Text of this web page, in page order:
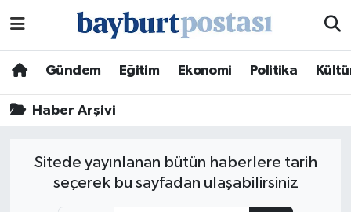
Gündem Eğitim Ekonomi Politika
Haber Arşivi
Sitede yayınlanan bütün haberlere tarih
seçerek bu sayfadan ulaşabilirsiniz
Hava Durumu
Trafik Durumu